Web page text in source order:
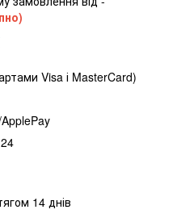
Visa і MasterCard)
14 днів